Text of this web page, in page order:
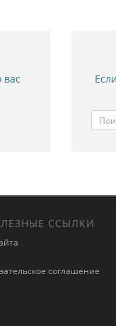
ССЫЛКИ
соглашение